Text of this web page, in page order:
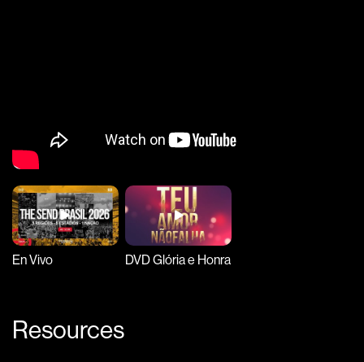
En Vivo DVD Glória e Honra
Resources